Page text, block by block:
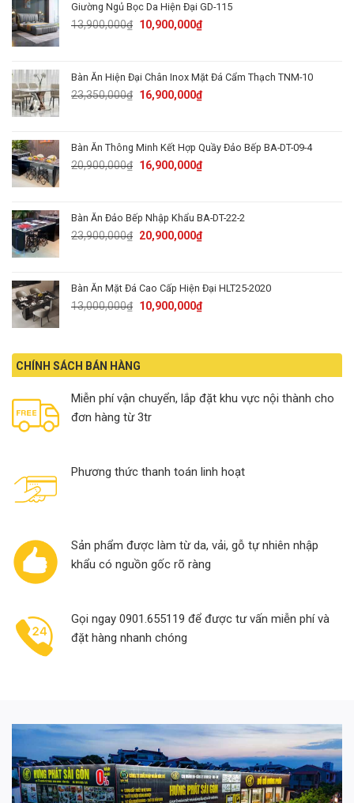
15,000,000₫.11,900,000₫.
Giường Ngủ Bọc Da Hiện Đại GD-115
13,900,000₫ Original
10,900,000₫Current
10,900,000₫.
Bàn Ăn Hiện Đại Chân Inox Mặt Đá Cẩm Thạch TNM-10
23,350,000₫ Original
23,350,000₫.
16,900,000₫Current
16,900,000₫.
Bàn Ăn Thông Minh Kết Hợp Quầy Đảo Bếp BA-DT-09-4
20,900,000₫ Original
20,900,000₫.
16,900,000₫Current
Bàn Ăn Đảo Bếp Nhập Khẩu BA-DT-22-2
23,900,000₫ Original
23,900,000₫.
20,900,000₫Current
Bàn Ăn Mặt Đá Cao Cấp Hiện Đại HLT25-2020
13,000,000₫ Original
13,000,000₫.
10,900,000₫Current
10,900,000₫.
CHÍNH SÁCH BÁN HÀNG
Miễn phí vận chuyển, lắp đặt khu vực nội thành cho
đơn hàng từ 3tr
Phương thức thanh toán linh hoạt
Sản phẩm được làm từ da, vải, gỗ tự nhiên nhập
khẩu có nguồn gốc rõ ràng
Gọi ngay 0901.655119 để được tư vấn miễn phí và
đặt hàng nhanh chóng